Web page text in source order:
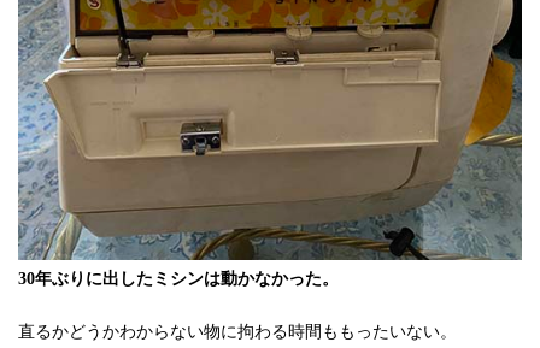
30年ぶりに出したミシンは動かなかった。
直るかどうかわからない物に拘わる時間ももったいない。